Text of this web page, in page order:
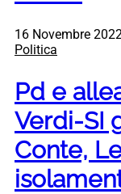
16 Novembre
Politica
Pd e
Verdi-SI
Conte,